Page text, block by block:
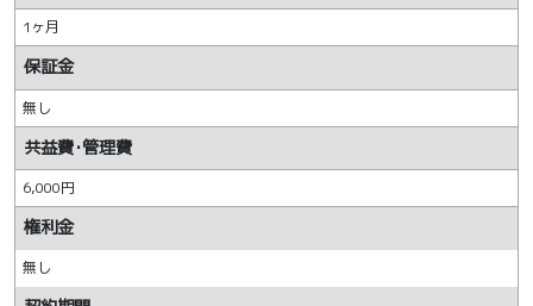
1ヶ月
保証金
無し
共益費･管理費
6,000円
権利金
無し